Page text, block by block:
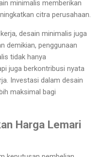
minimalis memberikan
citra perusahaan.
desain minimalis juga
demikian, penggunaan
tidak hanya
juga berkontribusi nyata
Investasi dalam desain
maksimal bagi
Harga Lemari